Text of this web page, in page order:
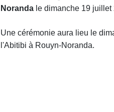
Noranda le dimanche 19
Une cérémonie aura lieu le
l'Abitibi à Rouyn-Noranda.